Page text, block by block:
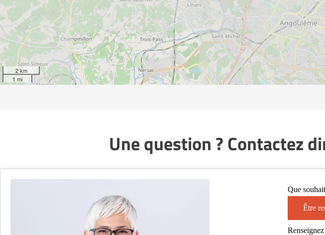
2 km
1 mi
Une question ? Contactez
Que
Être